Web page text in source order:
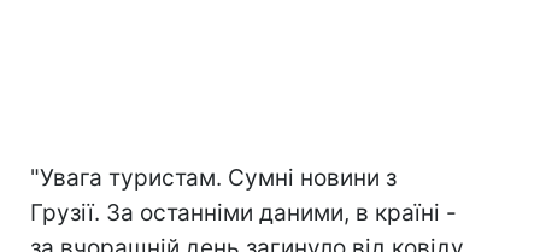
"Увага туристам. Сумні новини з
Грузії. За останніми даними, в країні -